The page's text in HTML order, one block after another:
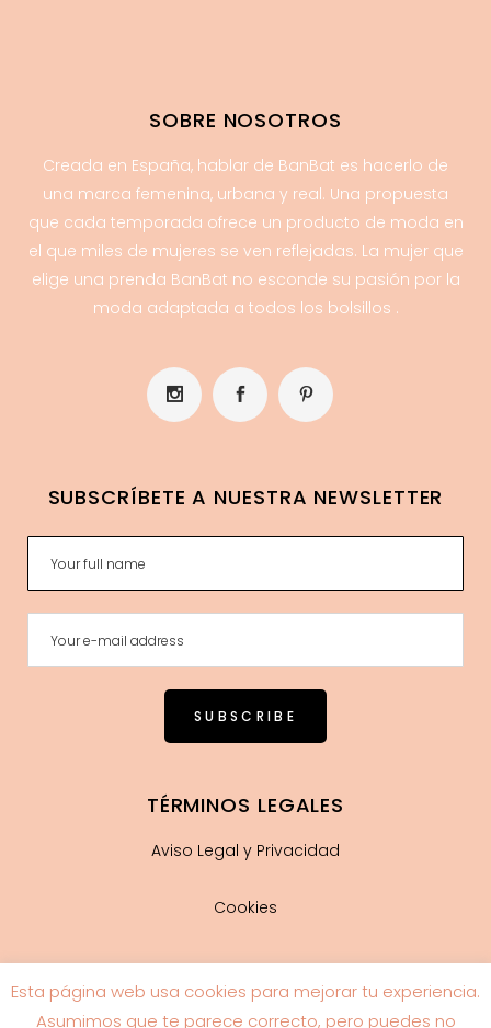
SOBRE NOSOTROS
Creada en España, hablar de BanBat es hacerlo de
una marca femenina, urbana y real. Una propuesta
que cada temporada ofrece un producto de moda en
el que miles de mujeres se ven reflejadas. La mujer que
elige una prenda BanBat no esconde su pasión por la
moda adaptada a todos los bolsillos .
SUBSCRÍBETE A NUESTRA NEWSLETTER
TÉRMINOS LEGALES
Aviso Legal y Privacidad
Cookies
Guía de tallas
Esta página web usa cookies para mejorar tu experiencia.
Asumimos que te parece correcto, pero puedes no